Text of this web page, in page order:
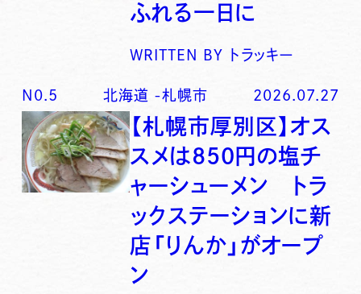
ふれる一日に
WRITTEN BY トラッキー
N0. 5 北海道 -札幌市 2026.07.27
【札幌市厚別区】オス
スメは850円の塩チ
ャーシューメン トラ
ックステーションに新
店「りんか」がオープ
ン